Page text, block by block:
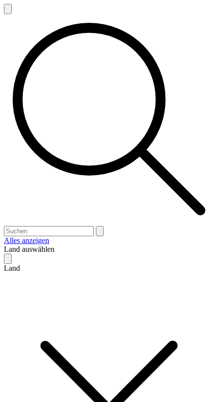
Alles anzeigen
Land auswählen
Land